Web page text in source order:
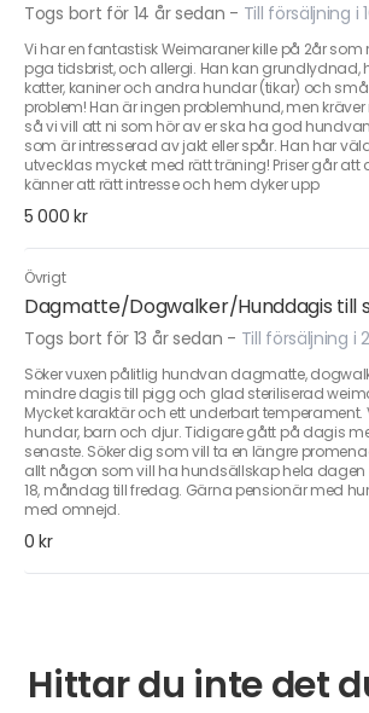
Togs bort för 14 år sedan - Till försäljning i
Vi har en fantastisk Weimaraner kille på 2år som
pga tidsbrist, och allergi. Han kan grundlydnad,
katter, kaniner och andra hundar (tikar) och
problem! Han är ingen problemhund, men
så vi vill att ni som hör av er ska ha god
som är intresserad av jakt eller spår. Han har
utvecklas mycket med rätt träning! Priser går att
känner att rätt intresse och hem dyker upp
5 000 kr
Övrigt
Dagmatte/Dogwalker/Hunddagis till
Togs bort för 13 år sedan - Till försäljning i
Söker vuxen pålitlig hundvan dagmatte,
mindre dagis till pigg och glad steriliserad
Mycket karaktär och ett underbart
hundar, barn och djur. Tidigare gått på dagis
senaste. Söker dig som vill ta en längre
allt någon som vill ha hundsällskap hela
18, måndag till fredag. Gärna pensionär med
med omnejd.
0 kr
Hittar du inte det